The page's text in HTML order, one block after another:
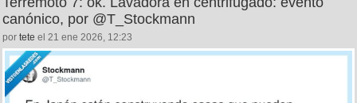
canónico, por @T_Stockmann
por tete el 21 ene 2026, 12:23